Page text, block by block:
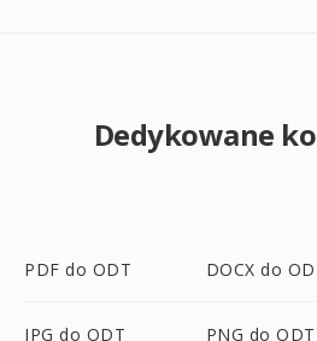
Dedykowane
PDF do ODT DOCX do
JPG do ODT PNG do ODT